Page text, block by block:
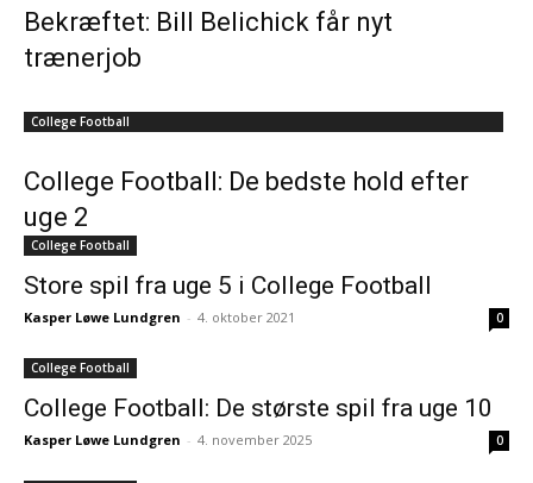
Bekræftet: Bill Belichick får nyt
trænerjob
College Football
College Football: De bedste hold efter
uge 2
College Football
Store spil fra uge 5 i College Football
Kasper Løwe Lundgren - 4. oktober 2021 0
College Football
College Football: De største spil fra uge 10
Kasper Løwe Lundgren - 4. november 2025 0